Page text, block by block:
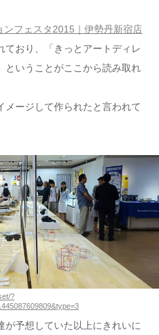
フェスタ2015｜伊勢丹新宿店
ており、「きっとアートディレ
ということがここから読み取れ
メージして作られたと言われて
?
が予想していた以上にきれいに